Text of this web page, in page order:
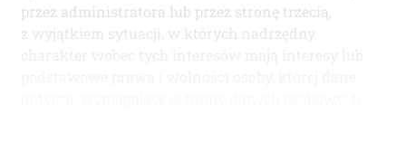
przez administratora lub przez stronę trzecią,
z wyjątkiem sytuacji, w których nadrzędny